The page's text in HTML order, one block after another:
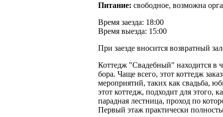
Питание: свободное, возможна
Время заезда: 18:00
Время выезда: 15:00
При заезде вносится возвратный
Коттедж "Свадебный" находится в
бора. Чаще всего, этот коттедж
мероприятий, таких как свадьба,
этот коттедж, подходит для этого,
парадная лестница, проход по
Первый этаж практически